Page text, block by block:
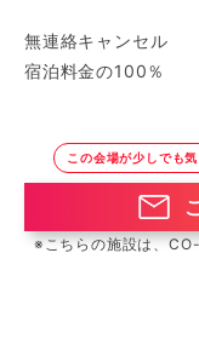
無連絡キャンセル
宿泊料金の100％
この会場が少しでも
※こちらの施設は、